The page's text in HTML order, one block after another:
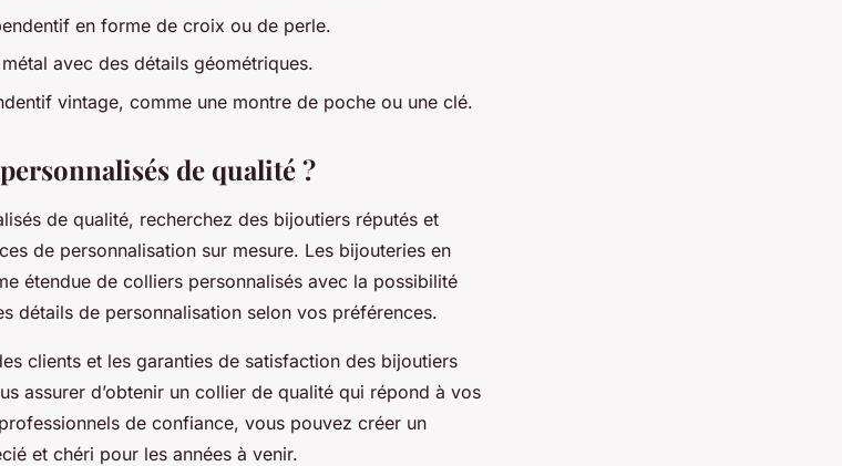
en forme de croix ou de perle.
avec des détails géométriques.
vintage, comme une montre de poche ou une clé.
de qualité ?
de qualité, recherchez des bijoutiers réputés et
de personnalisation sur mesure. Les bijouteries en
étendue de colliers personnalisés avec la possibilité
détails de personnalisation selon vos préférences.
clients et les garanties de satisfaction des bijoutiers
assurer d’obtenir un collier de qualité qui répond à vos
de confiance, vous pouvez créer un
et chéri pour les années à venir.